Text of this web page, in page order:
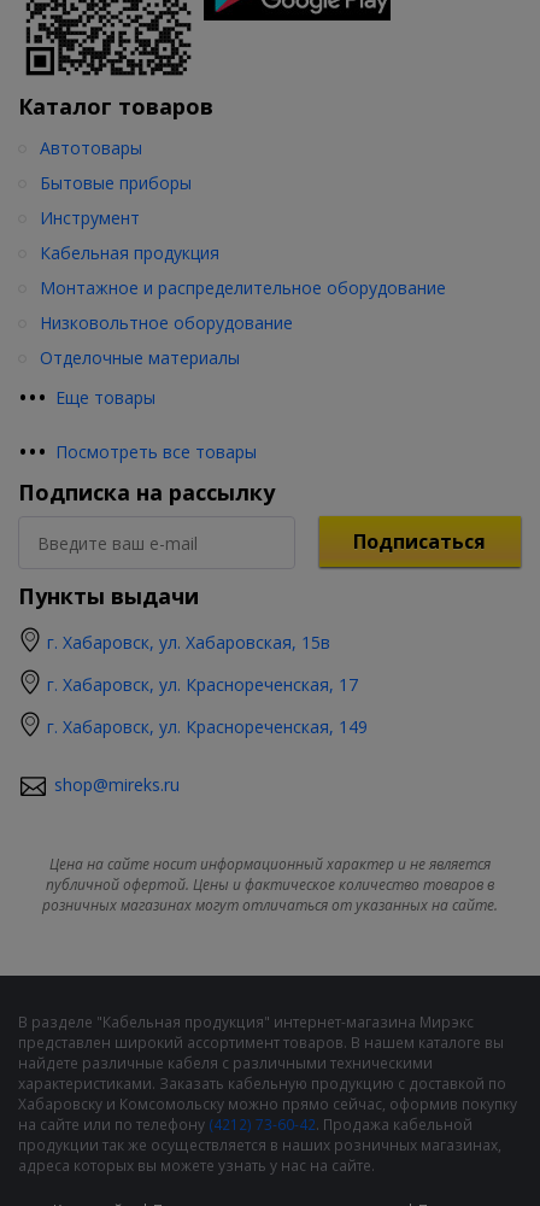
Каталог товаров
••• Еще товары
Автотовары
Бытовые приборы
Инструмент
Кабельная продукция
Монтажное и распределительное оборудование
Низковольтное оборудование
Отделочные материалы
••• Посмотреть все товары
Подписка на рассылку
Подписаться
Пункты выдачи
г. Хабаровск, ул. Хабаровская, 15в
г. Хабаровск, ул. Краснореченская, 17
г. Хабаровск, ул. Краснореченская, 149
shop@mireks.ru
Цена на сайте носит информационный характер и не является
публичной офертой. Цены и фактическое количество товаров в
розничных магазинах могут отличаться от указанных на сайте.
В разделе "Кабельная продукция" интернет-магазина Мирэкс
представлен широкий ассортимент товаров. В нашем каталоге вы
найдете различные кабеля с различными техническими
характеристиками. Заказать кабельную продукцию с доставкой по
Хабаровску и Комсомольску можно прямо сейчас, оформив покупку
на сайте или по телефону (4212) 73-60-42. Продажа кабельной
продукции так же осуществляется в наших розничных магазинах,
адреса которых вы можете узнать у нас на сайте.